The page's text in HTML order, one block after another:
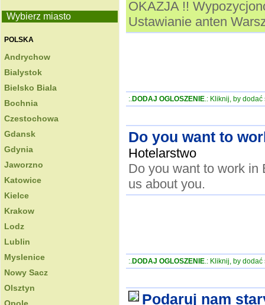
Wybierz miasto
POLSKA
Andrychow
Bialystok
Bielsko Biala
Bochnia
Czestochowa
Gdansk
Gdynia
Jaworzno
Katowice
Kielce
Krakow
Lodz
Lublin
Myslenice
Nowy Sacz
Olsztyn
OKAZJA !!
Ustawianie anten
:.DODAJ OGLOSZENIE.: Kliknij, by dodać
Do you want to
Hotelarstwo
Do you want to work in
us about you.
:.DODAJ OGLOSZENIE.: Kliknij, by dodać
Podaruj nam